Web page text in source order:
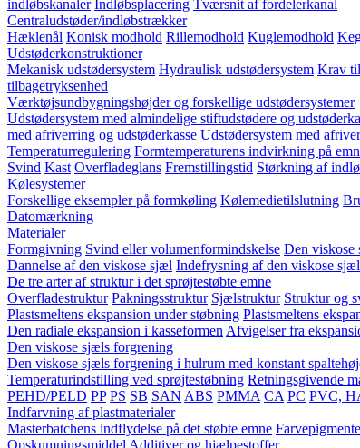
indløbskanaler Indløbsplacering Tværsnit af fordelerkanal
Centraludstøder/indløbstrækker
Hæklenål Konisk modhold Rillemodhold Kuglemodhold
Udstøderkonstruktioner
Mekanisk udstødersystem Hydraulisk udstødersystem Krav
tilbagetryksenhed
Værktøjsundbygningshøjder og forskellige udstødersystemer
Udstødersystem med almindelige stiftudstødere og
med afriverring og udstøderkasse Udstødersystem med
Temperaturregulering Formtemperaturens indvirkning på
Svind Kast Overfladeglans Fremstillingstid Størkning af
Kølesystemer
Forskellige eksempler på formkøling Kølemedietilslutning
Datomærkning
Materialer
Formgivning Svind eller volumenformindskelse Den viskose
Dannelse af den viskose sjæl Indefrysning af den viskose sjæl
De tre arter af struktur i det sprøjtestøbte emne
Overfladestruktur Pakningsstruktur Sjælstruktur Struktur og
Plastsmeltens ekspansion under støbning Plastsmeltens
Den radiale ekspansion i kasseformen Afvigelser fra
Den viskose sjæls forgrening
Den viskose sjæls forgrening i hulrum med konstant
Temperaturindstilling ved sprøjtestøbning Retningsgivende
PEHD/PELD PP PS SB SAN ABS PMMA CA PC PVC,
Indfarvning af plastmaterialer
Masterbatchens indflydelse på det støbte emne
Opskumningsmiddel Additiver og hjælpestoffer